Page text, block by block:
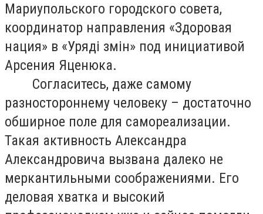
Мариупольского городского совета,
координатор направления «Здоровая
нация» в «Уряді змін» под инициативой
Арсения Яценюка.
Согласитесь, даже самому
разностороннему человеку – достаточно
обширное поле для самореализации.
Такая активность Александра
Александровича вызвана далеко не
меркантильными соображениями. Его
деловая хватка и высокий